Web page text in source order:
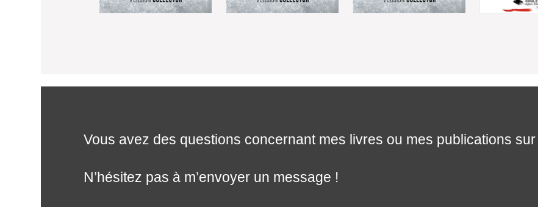
Vous avez des questions concernant mes livres ou mes publications
N’hésitez pas à m’envoyer un message !